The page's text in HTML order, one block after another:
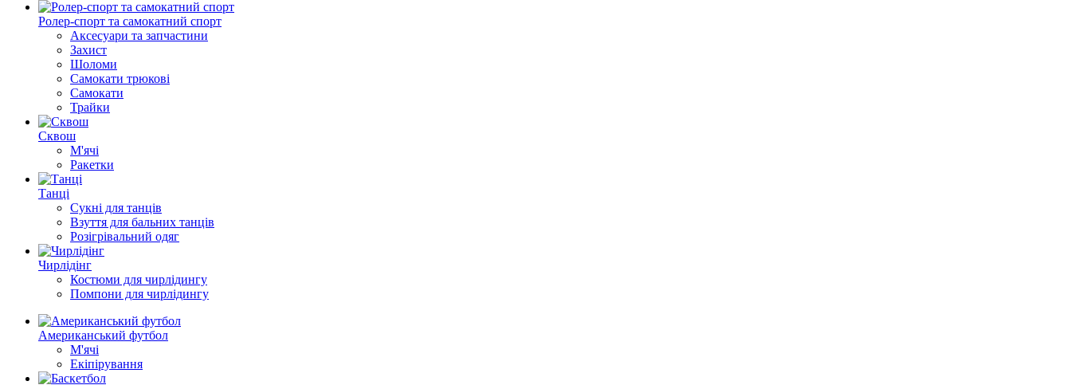
Ролер-спорт та самокатний спорт
Аксесуари та запчастини
Захист
Шоломи
Самокати трюкові
Самокати
Трайки
Сквош
М'ячі
Ракетки
Танці
Сукні для танців
Взуття для бальних танців
Розігрівальний одяг
Чирлідінг
Костюми для чирлідингу
Помпони для чирлідингу
Американський футбол
М'ячі
Екіпірування